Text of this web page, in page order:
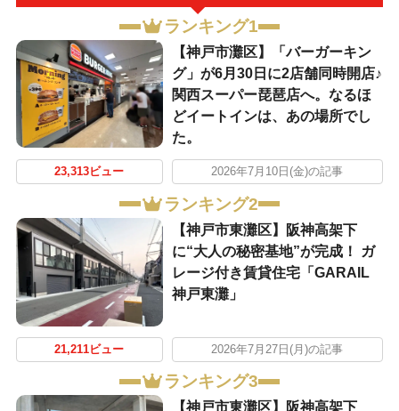
ランキング1
【神戸市灘区】「バーガーキン
グ」が6月30日に2店舗同時開店♪
関西スーパー琵琶店へ。なるほ
どイートインは、あの場所でし
た。
23,313ビュー 2026年7月10日(金)の記事
ランキング2
【神戸市東灘区】阪神高架下
に“大人の秘密基地”が完成！ ガ
レージ付き賃貸住宅「GARAIL
神戸東灘」
21,211ビュー 2026年7月27日(月)の記事
ランキング3
【神戸市東灘区】阪神高架下